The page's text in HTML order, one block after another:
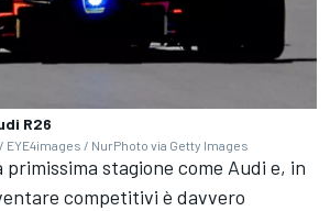
R26
EYE4images / NurPhoto via Getty Images
primissima stagione come Audi e, in
competitivi è davvero